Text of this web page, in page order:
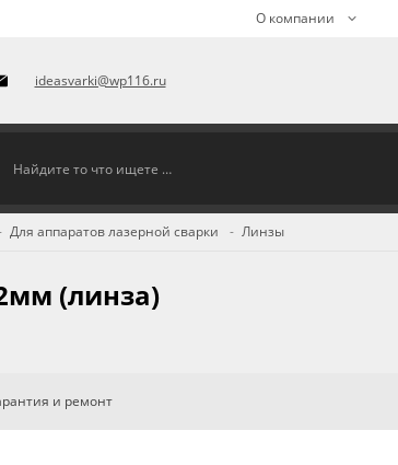
О компании
ideasvarki@wp116.ru
Для аппаратов лазерной сварки Линзы
(линза)
и ремонт